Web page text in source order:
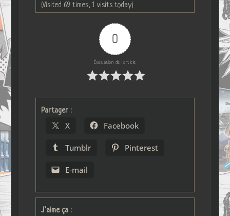
(Visited 69 times, 1 visits today)
0
Évaluation de l'article
Partager :
X Facebook
Tumblr Pinterest
E-mail
J’aime ça :